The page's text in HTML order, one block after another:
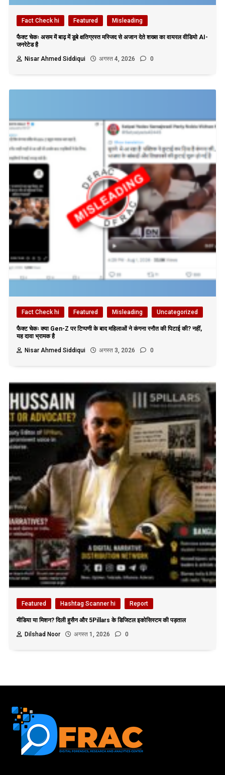
Fact Check hi Featured Misleading
फैक्ट चेकः असम में बाढ़ में डूबे क्षतिग्रस्त मस्जिद से अजान देते शख्स का वायरल वीडियो AI-
जनरेटेड है
Nisar Ahmed Siddiqui
अगस्त 4, 2026 0
Fact Check hi Featured Misleading Uncategorized
फैक्ट चेकः क्या Gen-Z पर टिप्पणी के बाद महिलाओं ने कंगना रनौत की पिटाई की? नहीं,
यह दावा भ्रामक है
Nisar Ahmed Siddiqui
अगस्त 3, 2026 0
Featured Hashtag Scanner hi Report
मीडिया या मिशन? दिली हुसैन और 5Pillars के डिजिटल इकोसिस्टम की पड़ताल
Dilshad Noor
अगस्त 1, 2026 0